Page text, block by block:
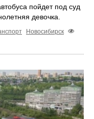
пойдет под суд
девочка.
Новосибирск